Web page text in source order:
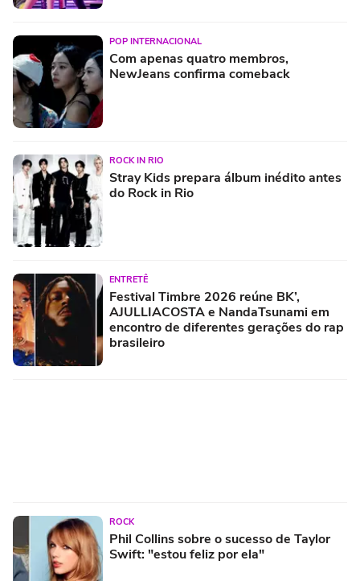
POP INTERNACIONAL
Com apenas quatro membros,
NewJeans confirma comeback
ROCK IN RIO
Stray Kids prepara álbum inédito antes
do Rock in Rio
ENTRETÊ
Festival Timbre 2026 reúne BK’,
AJULLIACOSTA e NandaTsunami em
encontro de diferentes gerações do rap
brasileiro
ROCK
Phil Collins sobre o sucesso de Taylor
Swift: "estou feliz por ela"